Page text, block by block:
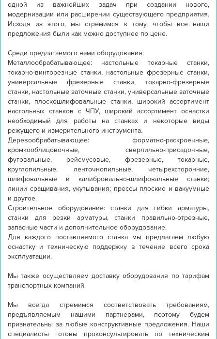
одной из важнейших задач при создании нового,
модернизации или расширении существующего предприятия.
Исходя из этого, мы стремимся к тому, чтобы все наши
предложения были как можно доступнее по цене.
Среди предлагаемого нами оборудования:
Металлообрабатывающее: настольные токарные станки,
токарно-винторезные станки, настольные фрезерные станки,
универсальные фрезерные станки, токарно-фрезерные
станки, настольные заточные станки, универсальные заточные
станки, плоскошлифовальные станки, широкий ассортимент
настольных станков с ЧПУ, широкий ассортимент оснастки
необходимый для работы на станках и некоторые виды
режущего и измерительного инструмента.
Деревообрабатывающее: форматно-раскроечные,
кромкооблицовочные, сверлильно-присадочные,
фуговальные, рейсмусовые, фрезерные, токарные,
круглопильные, ленточнопильные, четырехсторонние,
шлифовальные и калибровально-шлифовальные станки;
линии сращивания, укутывания; прессы плоские и вакуумные
и другое.
Строительное оборудование: станки для гибки арматуры,
станки для резки арматуры, станки правильно-отрезные,
запасные части и дополнительное оборудование.
Для каждого поставляемого станка мы предлагаем любую
оснастку и техническую поддержку в течение всего срока
эксплуатации.
Мы также осуществляем доставку оборудования по тарифам
транспортных компаний.
Мы всегда стремимся соответствовать требованиям,
предъявляемым нашими партнерами, поэтому будем
признательны за любые конструктивные предложения. Наши
специалисты готовы проконсультировать по техническим